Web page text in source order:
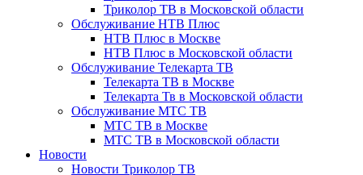
Триколор ТВ в Московской области
Обслуживание НТВ Плюс
НТВ Плюс в Москве
НТВ Плюс в Московской области
Обслуживание Телекарта ТВ
Телекарта ТВ в Москве
Телекарта Тв в Московской области
Обслуживание МТС ТВ
МТС ТВ в Москве
МТС ТВ в Московской области
Новости
Новости Триколор ТВ